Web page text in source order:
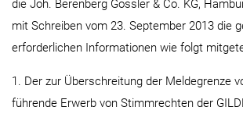
die Joh. Berenberg Gossler & Co. KG,
mit Schreiben vom 23. September 2013 die
erforderlichen Informationen wie folgt
1. Der zur Überschreitung der Meldegrenze
führende Erwerb von Stimmrechten der